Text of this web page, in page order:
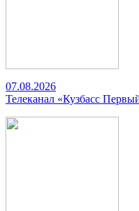
07.08.2026
Телеканал «Кузбасс